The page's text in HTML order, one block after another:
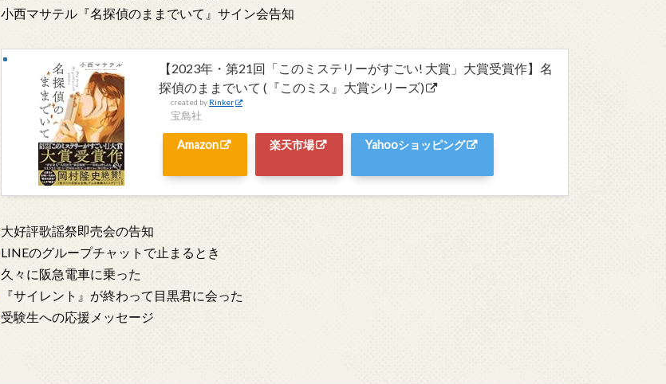
小西マサテル『名探偵のままでいて』サイン会告知
【2023年・第21回「このミステリーがすごい! 大賞」大賞受賞作】名
探偵のままでいて (『このミス』大賞シリーズ)
created by Rinker
宝島社
Amazon 楽天市場 Yahooショッピング
大好評歌謡祭即売会の告知
LINEのグループチャットで止まるとき
久々に阪急電車に乗った
『サイレント』が終わって目黒君に会った
受験生への応援メッセージ